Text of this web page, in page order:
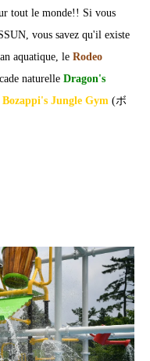
tout le monde!! Si vous
vous savez qu'il existe
aquatique, le Rodeo
naturelle Dragon's
Bozappi's Jungle Gym (ボ